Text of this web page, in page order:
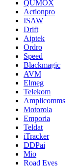
QUMOX
Actionpro
ISAW
Drift
Aiptek
Ordro
Speed
Blackmagic
AVM
Elmeg
Telekom
Amplicomms
Motorola
Emporia
Teldat
iTracker
DDPai
Mio
Road Eyes